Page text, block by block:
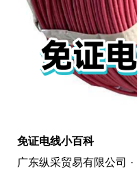
免证电线小百科
广东纵采贸易有限公司 ·